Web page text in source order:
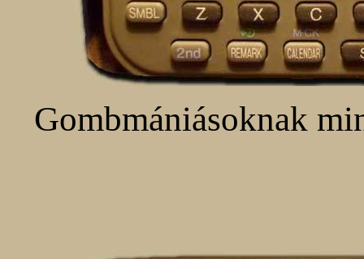
Gombmániásoknak